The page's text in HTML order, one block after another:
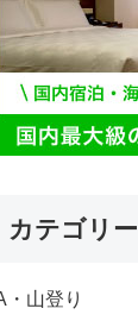
カテゴリー
・山登り